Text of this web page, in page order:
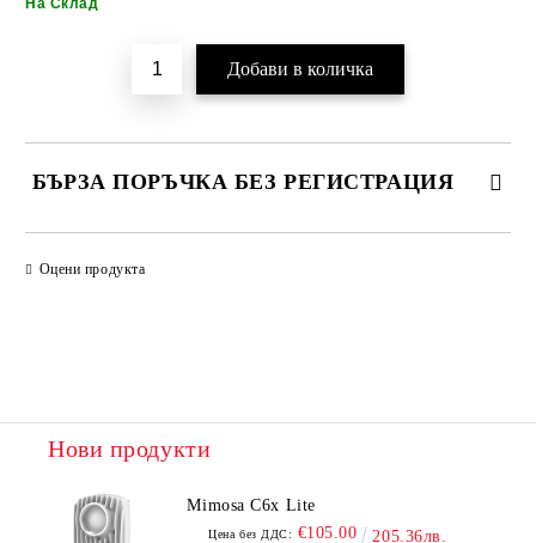
На Склад
БЪРЗА ПОРЪЧКА БЕЗ РЕГИСТРАЦИЯ
Оцени продукта
Нови продукти
Mimosa C6x Lite
Цена без ДДС: €105.00 205.36лв.